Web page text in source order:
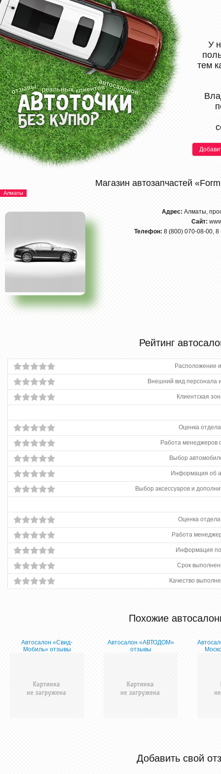
У
тем
Магазин автозапчастей
Алматы
Адрес: Алматы,
Сайт:
Телефон: 8 (800) 070-08-00,
Рейтинг
Расположение
Внешний вид персонала
Клиентская
Оценка
Работа менеджеров
Выбор
Информация об
Выбор аксессуаров и
Оценка
Работа
Информация
Срок
Качество
Похожие
Автосалон «Свид-
Мобиль» отзывы
Автосалон «АВТОДОМ»
отзывы
Добавить свой